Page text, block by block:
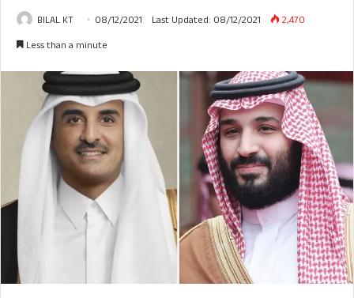
BILAL KT 08/12/2021 Last Updated: 08/12/2021
2,470
Less than a minute